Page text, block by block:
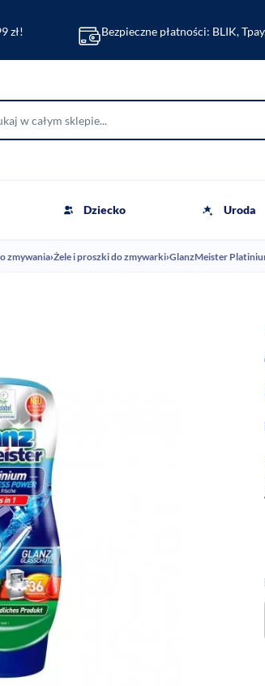
zł! Bezpieczne płatności: BLIK,
Dziecko Uroda
zmywania›Żele i proszki do zmywarki›GlanzMeister